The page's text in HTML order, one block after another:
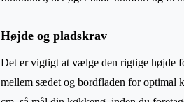
Højde og pladskrav
Det er vigtigt at vælge den rigtige højde
mellem sædet og bordfladen for optimal